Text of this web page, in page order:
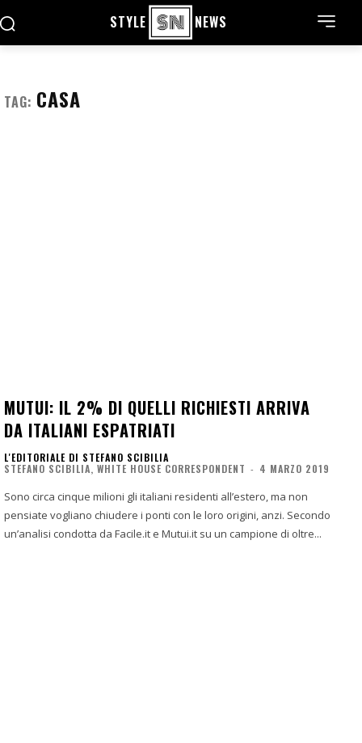
STYLE NEWS
TAG: CASA
MUTUI: IL 2% DI QUELLI RICHIESTI ARRIVA
DA ITALIANI ESPATRIATI
L'EDITORIALE DI STEFANO SCIBILIA
STEFANO SCIBILIA, WHITE HOUSE CORRESPONDENT - 4 MARZO 2019
Sono circa cinque milioni gli italiani residenti all’estero, ma non
pensiate vogliano chiudere i ponti con le loro origini, anzi. Secondo
un’analisi condotta da Facile.it e Mutui.it su un campione di oltre...